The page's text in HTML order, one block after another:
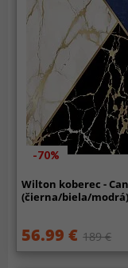
-70%
Wilton koberec -
(čierna/biela/modrá)
56.99 € 189 €